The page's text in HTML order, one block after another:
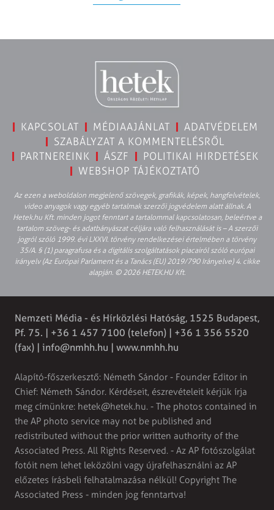
KAPCSOLAT MÉDIAAJÁNLAT
ADATVÉDELEM
SZABÁLYZAT A KOMMENTELÉSRŐL
PARTNEREINK
ÁSZF
POLITIKAI HIRDETÉSEK
WEBSHOP TÁJÉKOZTATÓ
Az ezen a weboldalon megjelenő szövegek, grafikák, képek, hangfelvételek,
video anyagok vagy egyéb tartalmak szerzői jogvédelem alatt állnak. A
Hetek.hu Kft. minden jogot fenntart a tartalommal kapcsolatosan, beleértve a
tartalom szöveg- és adatbányászat céljára való felhasználását is – A szerzői
jogról szóló 1999. évi LXXVI. törvény rendelkezései értelmében a törvény
35/A. § (1) paragrafusa és a digitális szolgáltatások piacairól szóló európai
irányelv (Az Európai Parlament és a Tanács (EU) 2019/790 Irányelve) 4. cikke
alapján. © 2026 HETEK.HU Kft.
Nemzeti Média - és Hírközlési Hatóság, 1525 Budapest,
Pf. 75. | +36 1 457 7100 (telefon) | +36 1 356 5520
(fax) | info@nmhh.hu | www.nmhh.hu
Alapító-főszerkesztő: Németh Sándor - Founder Editor in
Chief: Németh Sándor. Kérdéseit, észrevételeit kérjük írja
meg címünkre: hetek@hetek.hu. - The photos contained in
the AP photo service may not be published and
redistributed without the prior written authority of the
Associated Press. All Rights Reserved. - Az AP fotószolgálat
fotóit nem lehet leközölni vagy újrafelhasználni az AP
előzetes írásbeli felhatalmazása nélkül! Copyright The
Associated Press - minden jog fenntartva!